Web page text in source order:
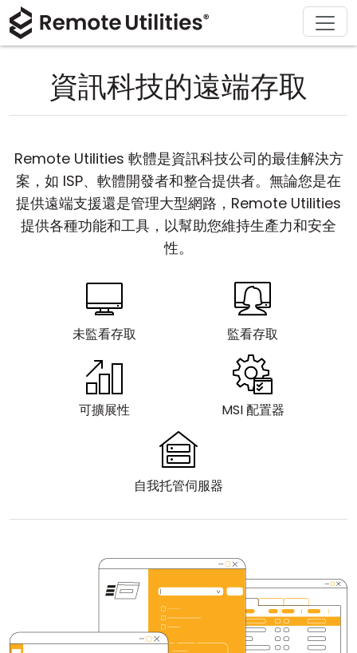
資訊科技的遠端存取
Remote Utilities 軟體是資訊科技公司的最佳解決方
案，如 ISP、軟體開發者和整合提供者。無論您是在
提供遠端支援還是管理大型網路，Remote Utilities
提供各種功能和工具，以幫助您維持生產力和安全
性。
未監看存取 監看存取
可擴展性 MSI 配置器
自我托管伺服器
產品
安全性
版本說明
連接模式
活動目錄支援
雲端與內部部署
解決方案
製造與零售
教育與政府
資訊技術
下載
macOS
iOS/Android
購買
許可證助手
支援
關於
新聞稿